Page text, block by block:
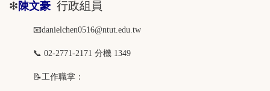
❇陳文豪 行政組員
📧danielchen0516@ntut.edu.tw
📞 02-2771-2171 分機 1349
📝工作職掌：